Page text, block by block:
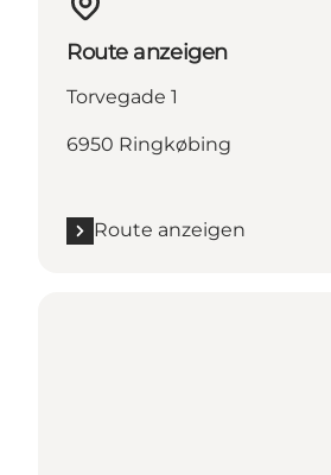
Route anzeigen
Torvegade 1
6950 Ringkøbing
Route anzeigen